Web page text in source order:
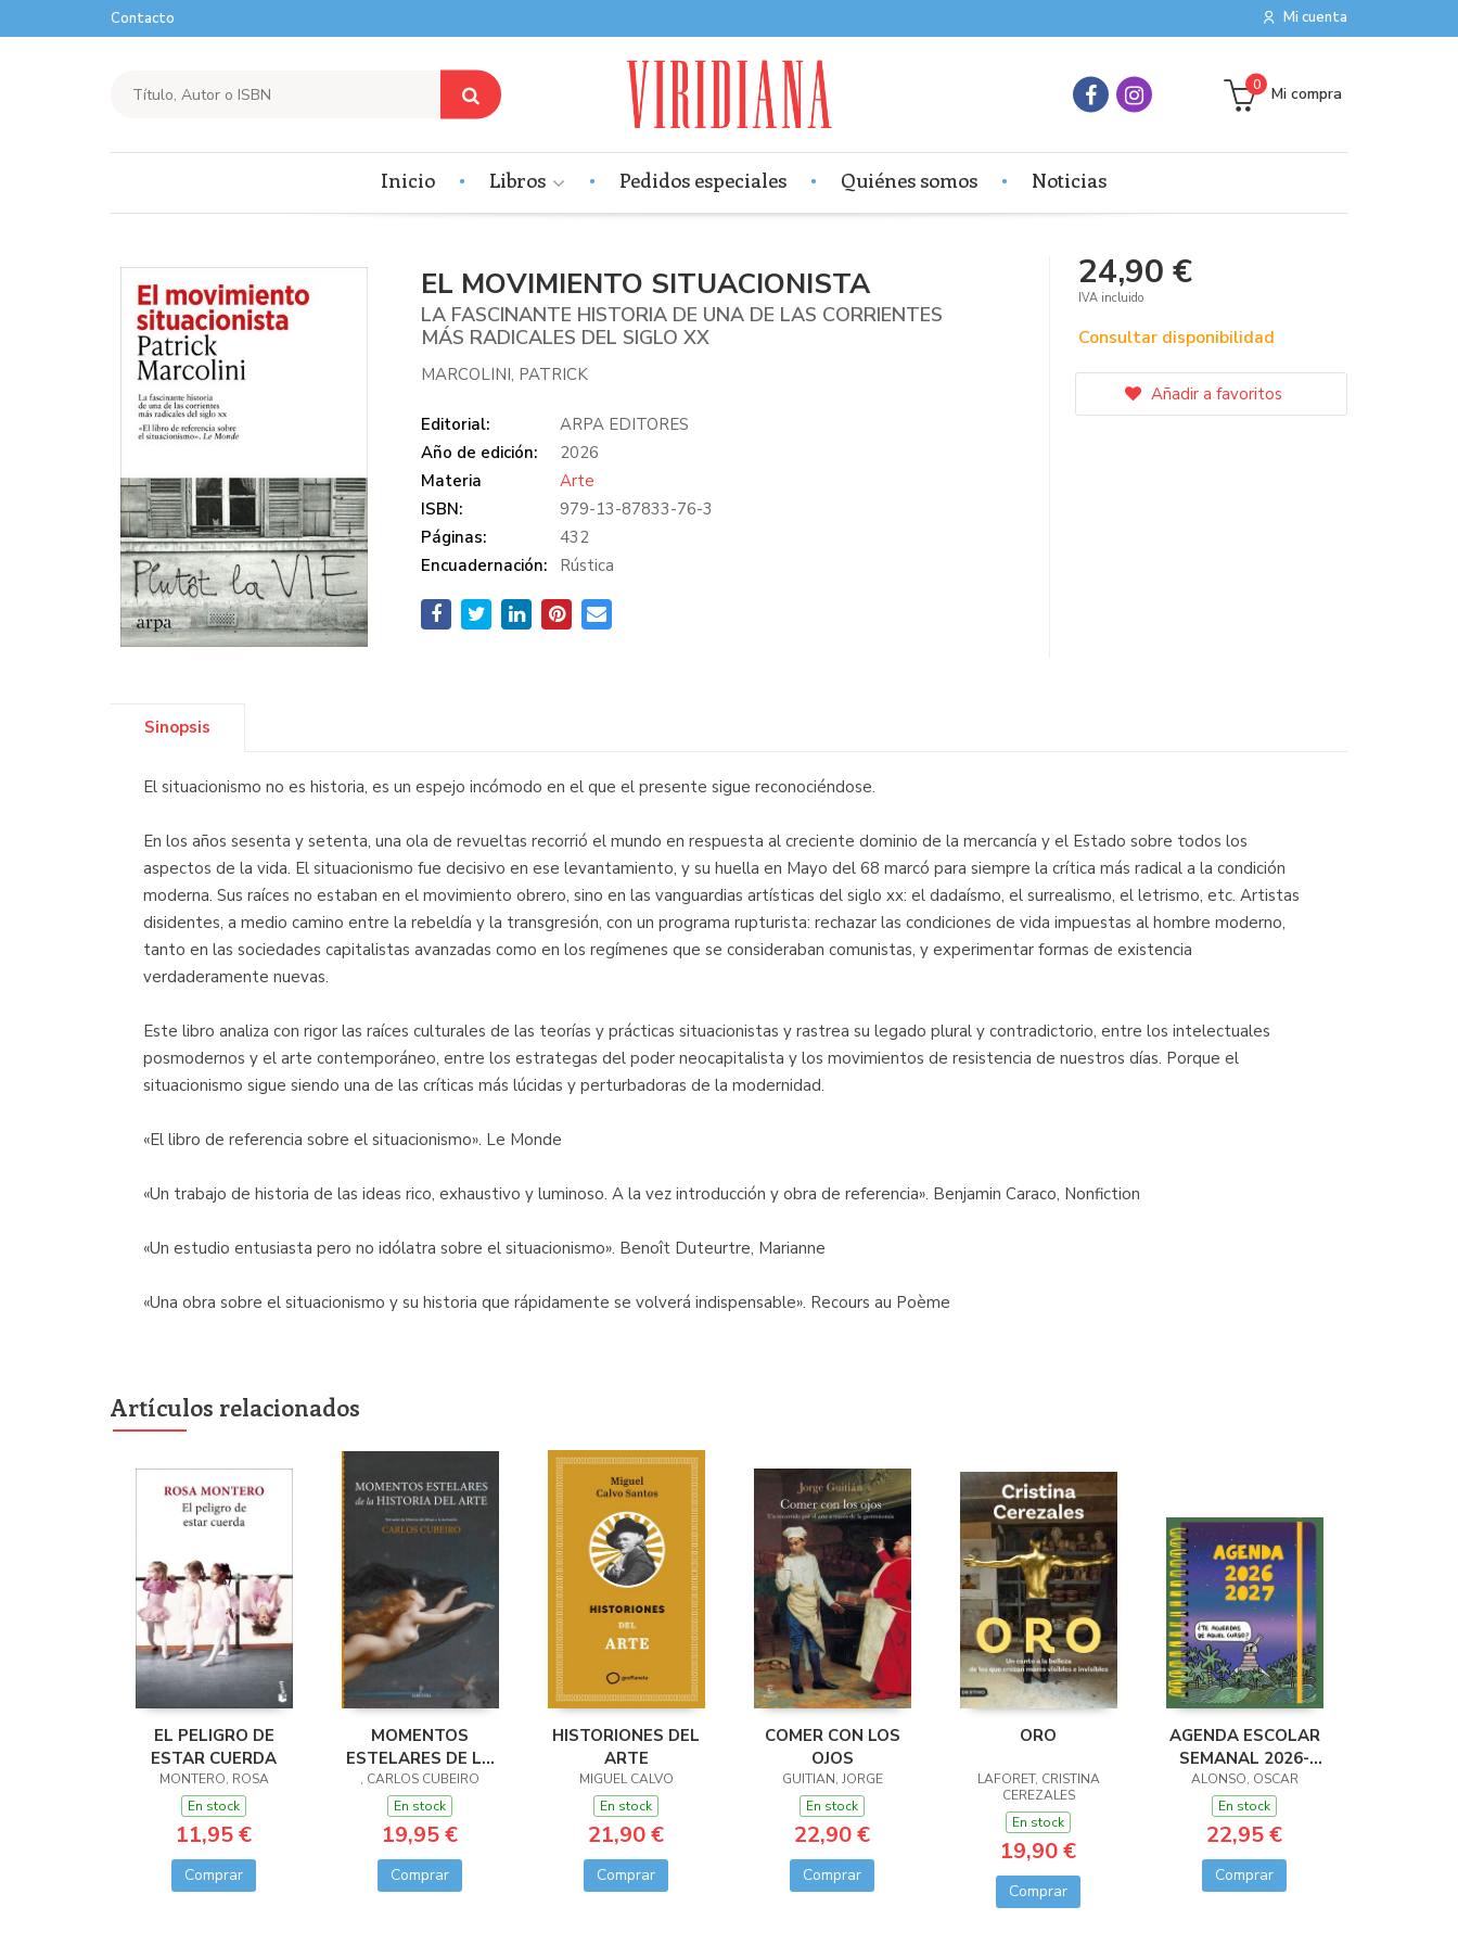
Mi cuenta
Contacto
Mi compra
0
Inicio Libros Pedidos especiales Quiénes somos Noticias
EL MOVIMIENTO SITUACIONISTA
LA FASCINANTE HISTORIA DE UNA DE LAS CORRIENTES
MÁS RADICALES DEL SIGLO XX
MARCOLINI, PATRICK
Editorial:
ARPA EDITORES
Año de edición:
2026
Materia
Arte
ISBN:
979-13-87833-76-3
Páginas:
432
Encuadernación:
Rústica
24,90 €
IVA incluido
Consultar disponibilidad
Añadir a favoritos
Sinopsis
El situacionismo no es historia, es un espejo incómodo en el que el presente sigue reconociéndose.
En los años sesenta y setenta, una ola de revueltas recorrió el mundo en respuesta al creciente dominio de la mercancía y el Estado sobre todos los
aspectos de la vida. El situacionismo fue decisivo en ese levantamiento, y su huella en Mayo del 68 marcó para siempre la crítica más radical a la condición
moderna. Sus raíces no estaban en el movimiento obrero, sino en las vanguardias artísticas del siglo xx: el dadaísmo, el surrealismo, el letrismo, etc. Artistas
disidentes, a medio camino entre la rebeldía y la transgresión, con un programa rupturista: rechazar las condiciones de vida impuestas al hombre moderno,
tanto en las sociedades capitalistas avanzadas como en los regímenes que se consideraban comunistas, y experimentar formas de existencia
verdaderamente nuevas.
Este libro analiza con rigor las raíces culturales de las teorías y prácticas situacionistas y rastrea su legado plural y contradictorio, entre los intelectuales
posmodernos y el arte contemporáneo, entre los estrategas del poder neocapitalista y los movimientos de resistencia de nuestros días. Porque el
situacionismo sigue siendo una de las críticas más lúcidas y perturbadoras de la modernidad.
«El libro de referencia sobre el situacionismo». Le Monde
«Un trabajo de historia de las ideas rico, exhaustivo y luminoso. A la vez introducción y obra de referencia». Benjamin Caraco, Nonfiction
«Un estudio entusiasta pero no idólatra sobre el situacionismo». Benoît Duteurtre, Marianne
«Una obra sobre el situacionismo y su historia que rápidamente se volverá indispensable». Recours au Poème
Artículos relacionados
EL PELIGRO DE
ESTAR CUERDA
MONTERO, ROSA
En stock
11,95 €
Comprar
MOMENTOS
ESTELARES DE LA
HISTORIA DEL ARTE
, CARLOS CUBEIRO
En stock
19,95 €
Comprar
HISTORIONES DEL
ARTE
MIGUEL CALVO
En stock
21,90 €
Comprar
COMER CON LOS
OJOS
GUITIAN, JORGE
En stock
22,90 €
Comprar
ORO
LAFORET, CRISTINA
CEREZALES
En stock
19,90 €
Comprar
AGENDA ESCOLAR
SEMANAL 2026-
2027 72 KILOS
ALONSO, OSCAR
En stock
22,95 €
Comprar